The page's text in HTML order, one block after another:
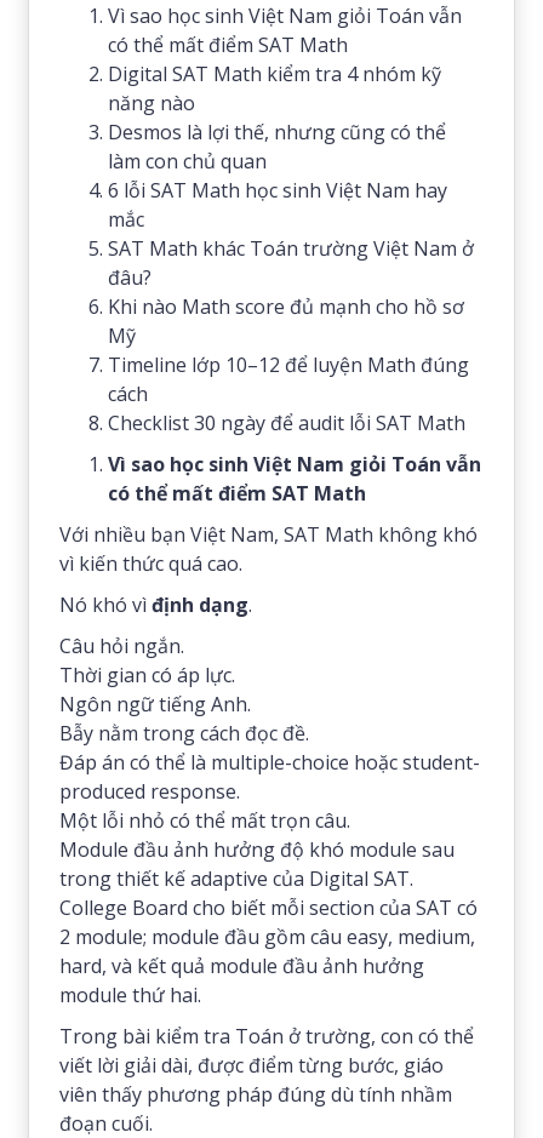
Vì sao học sinh Việt Nam giỏi Toán vẫn
có thể mất điểm SAT Math
Digital SAT Math kiểm tra 4 nhóm kỹ
năng nào
Desmos là lợi thế, nhưng cũng có thể
làm con chủ quan
6 lỗi SAT Math học sinh Việt Nam hay
mắc
SAT Math khác Toán trường Việt Nam ở
đâu?
Khi nào Math score đủ mạnh cho hồ sơ
Mỹ
Timeline lớp 10–12 để luyện Math đúng
cách
Checklist 30 ngày để audit lỗi SAT Math
Vì sao học sinh Việt Nam giỏi Toán vẫn
có thể mất điểm SAT Math
Với nhiều bạn Việt Nam, SAT Math không khó
vì kiến thức quá cao.
Nó khó vìđịnh dạng.
Câu hỏi ngắn.
Thời gian có áp lực.
Ngôn ngữ tiếng Anh.
Bẫy nằm trong cách đọc đề.
Đáp án có thể là multiple-choice hoặc student-
produced response.
Một lỗi nhỏ có thể mất trọn câu.
Module đầu ảnh hưởng độ khó module sau
trong thiết kế adaptive của Digital SAT.
College Board cho biết mỗi section của SAT có
2 module; module đầu gồm câu easy, medium,
hard, và kết quả module đầu ảnh hưởng
module thứ hai.
Trong bài kiểm tra Toán ở trường, con có thể
viết lời giải dài, được điểm từng bước, giáo
viên thấy phương pháp đúng dù tính nhầm
đoạn cuối.